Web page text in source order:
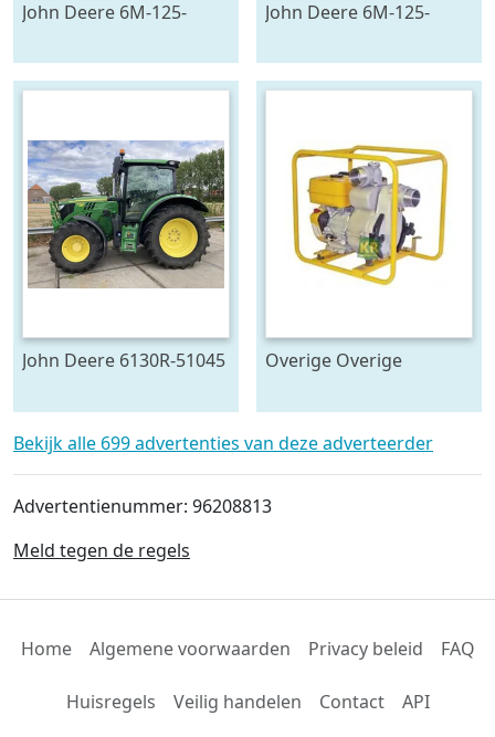
John Deere 6M-125-
John Deere 6M-125-
John Deere 6130R-51045
Overige Overige
Bekijk alle 699 advertenties van deze adverteerder
Advertentienummer: 96208813
Meld tegen de regels
Home Algemene voorwaarden Privacy beleid FAQ
Huisregels Veilig handelen Contact API